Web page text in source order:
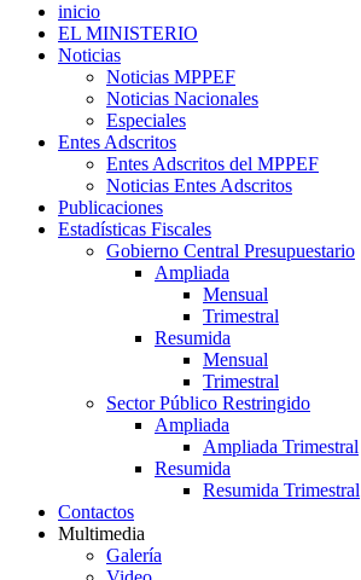
inicio
EL MINISTERIO
Noticias
Noticias MPPEF
Noticias Nacionales
Especiales
Entes Adscritos
Entes Adscritos del MPPEF
Noticias Entes Adscritos
Publicaciones
Estadísticas Fiscales
Gobierno Central Presupuestario
Ampliada
Mensual
Trimestral
Resumida
Mensual
Trimestral
Sector Público Restringido
Ampliada
Ampliada Trimestral
Resumida
Resumida Trimestral
Contactos
Multimedia
Galería